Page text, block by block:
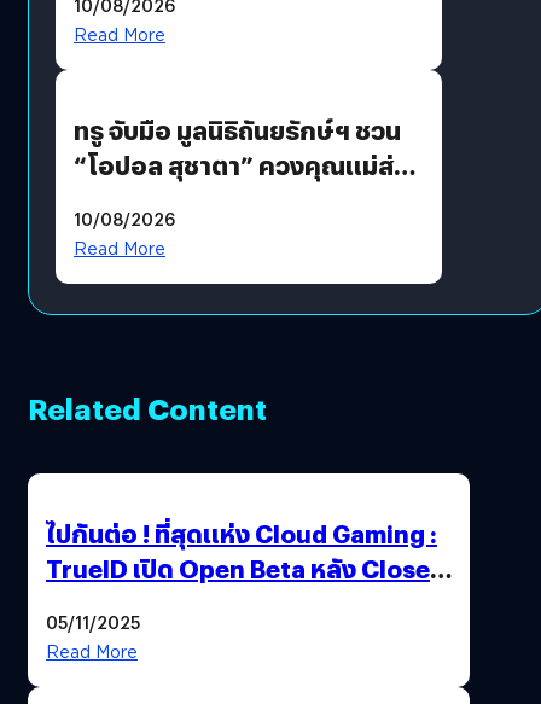
รักแน่นฮอลล์
Read More
ทรู จับมือ มูลนิธิถันยรักษ์ฯ ชวน
“โอปอล สุชาตา” ควงคุณแม่ส่ง
เติมเต็มความหมายวันแม่ปีนี้
10/08/2026
Read More
Related Content
ไปกันต่อ ! ที่สุดแห่ง Cloud Gaming :
TrueID เปิด Open Beta หลัง Close
Thailand Game Show 2025 ทะลุ 15
05/11/2025
Read More